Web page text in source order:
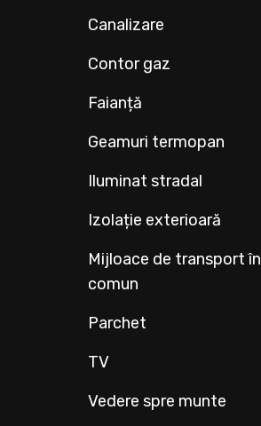
Canalizare
Contor gaz
Faianță
Geamuri termopan
Iluminat stradal
Izolație exterioară
Mijloace de transport în
comun
Parchet
TV
Vedere spre munte